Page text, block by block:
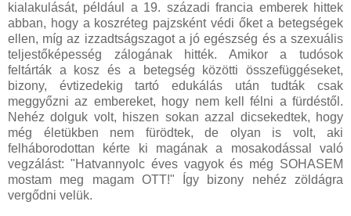
kialakulását, például a 19. századi francia emberek hittek
abban, hogy a koszréteg pajzsként védi őket a betegségek
ellen, míg az izzadtságszagot a jó egészség és a szexuális
teljestőképesség zálogának hitték. Amikor a tudósok
feltárták a kosz és a betegség közötti összefüggéseket,
bizony, évtizedekig tartó edukálás után tudták csak
meggyőzni az embereket, hogy nem kell félni a fürdéstől.
Nehéz dolguk volt, hiszen sokan azzal dicsekedtek, hogy
még életükben nem fürödtek, de olyan is volt, aki
felháborodottan kérte ki magának a mosakodással való
vegzálást: "Hatvannyolc éves vagyok és még SOHASEM
mostam meg magam OTT!" Így bizony nehéz zöldágra
vergődni velük.